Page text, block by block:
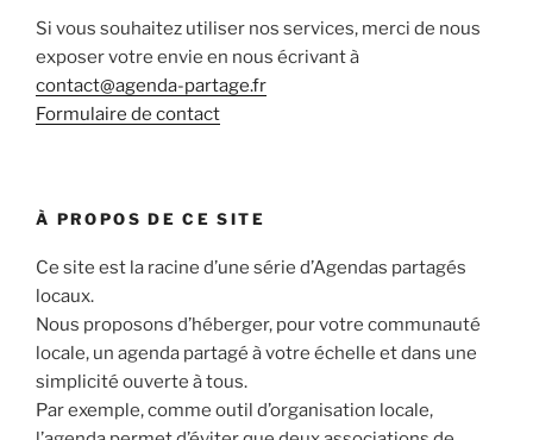
Si vous souhaitez utiliser nos services, merci de nous
exposer votre envie en nous écrivant à
contact@agenda-partage.fr
Formulaire de contact
À PROPOS DE CE SITE
Ce site est la racine d’une série d’Agendas partagés
locaux.
Nous proposons d’héberger, pour votre communauté
locale, un agenda partagé à votre échelle et dans une
simplicité ouverte à tous.
Par exemple, comme outil d’organisation locale,